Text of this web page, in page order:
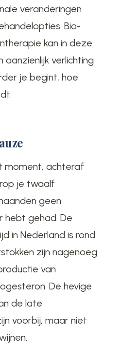
veranderingen
Bio-
kan in deze
aanzienlijk verlichting
je begint, hoe
moment, achteraf
je twaalf
geen
hebt gehad. De
in Nederland is rond
zijn nagenoeg
van
De hevige
de late
voorbij, maar niet